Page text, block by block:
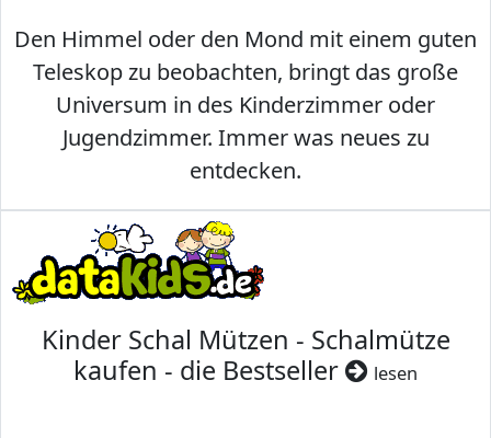
Den Himmel oder den Mond mit einem guten
Teleskop zu beobachten, bringt das große
Universum in des Kinderzimmer oder
Jugendzimmer. Immer was neues zu
entdecken.
Kinder Schal Mützen - Schalmütze
kaufen - die Bestseller
lesen